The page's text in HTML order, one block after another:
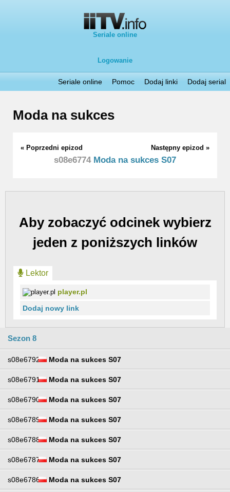
Seriale online
Logowanie
Seriale online Pomoc Dodaj linki Dodaj serial
Moda na sukces
« Poprzedni epizod Następny epizod »
s08e6774Moda na sukces S07
Aby zobaczyć odcinek wybierz
jeden z poniższych linków
Lektor
player.pl
Dodaj nowy link
Sezon 8
s08e6792 Moda na sukces S07
s08e6791 Moda na sukces S07
s08e6790 Moda na sukces S07
s08e6789 Moda na sukces S07
s08e6788 Moda na sukces S07
s08e6787 Moda na sukces S07
s08e6786 Moda na sukces S07